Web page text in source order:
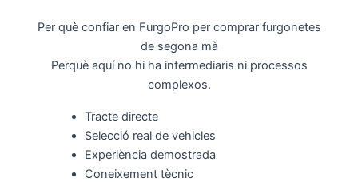
Per què confiar en FurgoPro per comprar furgonetes
de segona mà
Perquè aquí no hi ha intermediaris ni processos
complexos.
Tracte directe
Selecció real de vehicles
Experiència demostrada
Coneixement tècnic